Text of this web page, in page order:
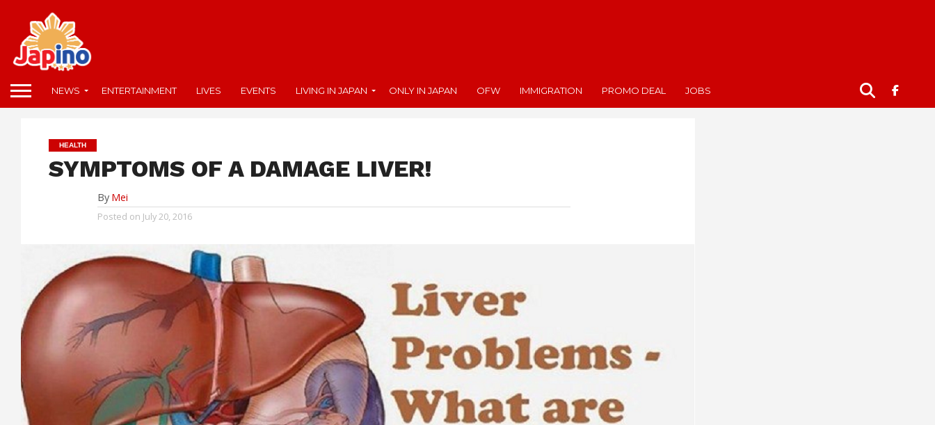
NEWS ENTERTAINMENT LIVES EVENTS LIVING IN JAPAN ONLY IN JAPAN OFW IMMIGRATION PROMO DEAL JOBS
HEALTH
SYMPTOMS OF A DAMAGE LIVER!
By Mei
Posted on July 20, 2016